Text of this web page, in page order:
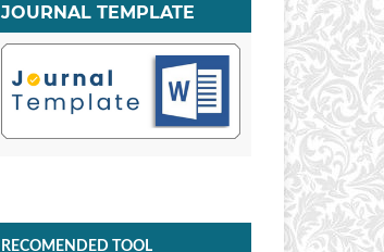
JOURNAL TEMPLATE
RECOMENDED TOOL